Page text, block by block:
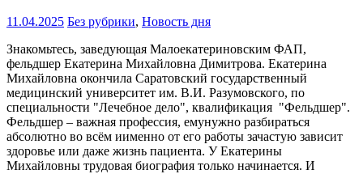
11.04.2025 Без рубрики, Новость дня
Знакомьтесь, заведующая Малоекатериновским ФАП,
фельдшер Екатерина Михайловна Димитрова. Екатерина
Михайловна окончила Саратовский государственный
медицинский университет им. В.И. Разумовского, по
специальности "Лечебное дело", квалификация "Фельдшер".
Фельдшер – важная профессия, емунужно разбираться
абсолютно во всём иименно от его работы зачастую зависит
здоровье или даже жизнь пациента. У Екатерины
Михайловны трудовая биография только начинается. И